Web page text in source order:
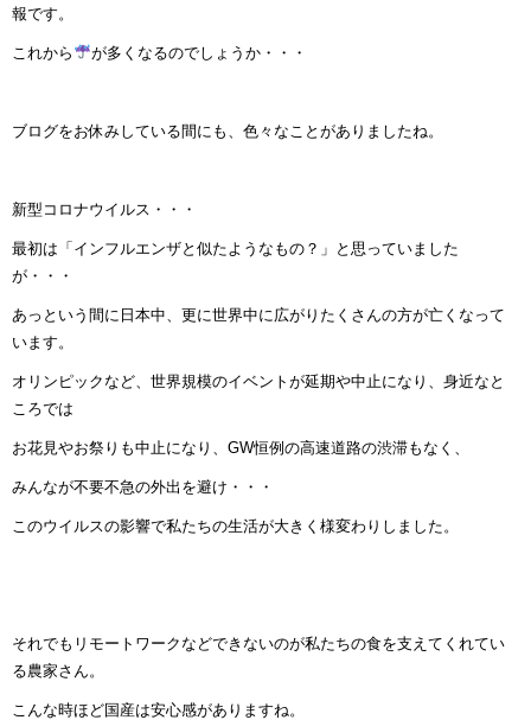
報です。
これから が多くなるのでしょうか・・・
ブログをお休みしている間にも、色々なことがありましたね。
新型コロナウイルス・・・
最初は「インフルエンザと似たようなもの？」と思っていました
が・・・
あっという間に日本中、更に世界中に広がりたくさんの方が亡くなって
います。
オリンピックなど、世界規模のイベントが延期や中止になり、身近なと
ころでは
お花見やお祭りも中止になり、GW恒例の高速道路の渋滞もなく、
みんなが不要不急の外出を避け・・・
このウイルスの影響で私たちの生活が大きく様変わりしました。
それでもリモートワークなどできないのが私たちの食を支えてくれてい
る農家さん。
こんな時ほど国産は安心感がありますね。